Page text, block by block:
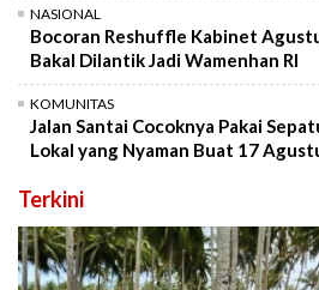
NASIONAL
Bocoran Reshuffle Kabinet
Bakal Dilantik Jadi Wamenhan RI
KOMUNITAS
Jalan Santai Cocoknya Pakai
Lokal yang Nyaman Buat 17
Terkini